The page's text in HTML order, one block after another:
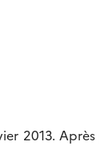
2013. Après